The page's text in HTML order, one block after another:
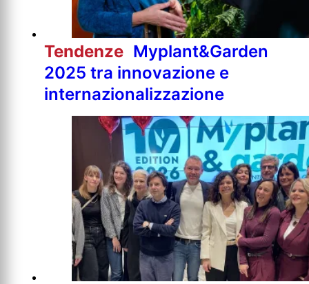
Tendenze Myplant&Garden
2025 tra innovazione e
internazionalizzazione